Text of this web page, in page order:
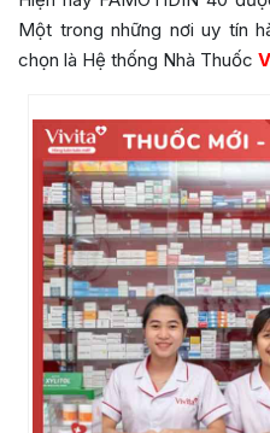
Một trong những nơi uy tín
chọn là Hệ thống Nhà Thuốc